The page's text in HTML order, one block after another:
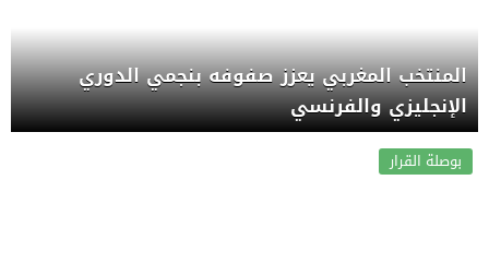
المنتخب المغربي يعزز صفوفه بنجمي الدوري
الإنجليزي والفرنسي
بوصلة القرار